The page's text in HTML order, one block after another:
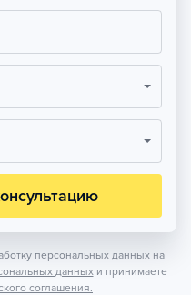
персональных данных на
данных и принимаете
соглашения.